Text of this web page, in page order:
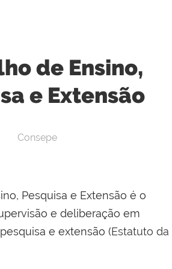
de Ensino,
e Extensão
Consepe
Pesquisa e Extensão é o
e deliberação em
e extensão (Estatuto da